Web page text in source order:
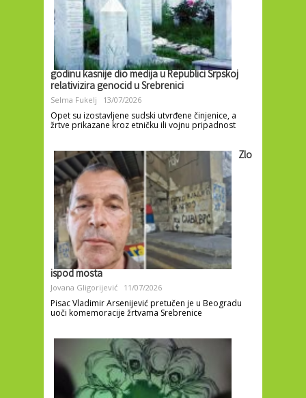
godinu kasnije dio medija u Republici Srpskoj
relativizira genocid u Srebrenici
Selma Fukelj 13/07/2026
Opet su izostavljene sudski utvrđene činjenice, a
žrtve prikazane kroz etničku ili vojnu pripadnost
Zlo
ispod mosta
Jovana Gligorijević 11/07/2026
Pisac Vladimir Arsenijević pretučen je u Beogradu
uoči komemoracije žrtvama Srebrenice